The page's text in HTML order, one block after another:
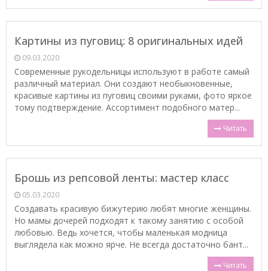
Картины из пуговиц: 8 оригинальных идей
09.03.2020
Современные рукодельницы используют в работе самый
различный материал. Они создают необыкновенные,
красивые картины из пуговиц своими руками, фото яркое
тому подтверждение. Ассортимент подобного матер...
Читать
Брошь из репсовой ленты: мастер класс
05.03.2020
Создавать красивую бижутерию любят многие женщины.
Но мамы дочерей подходят к такому занятию с особой
любовью. Ведь хочется, чтобы маленькая модница
выглядела как можно ярче. Не всегда достаточно бант...
Читать